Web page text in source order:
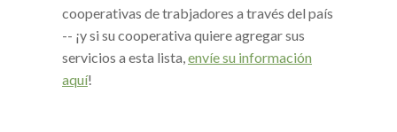
cooperativas de trabjadores a través del país
-- ¡y si su cooperativa quiere agregar sus
servicios a esta lista,envíe su información
aquí!